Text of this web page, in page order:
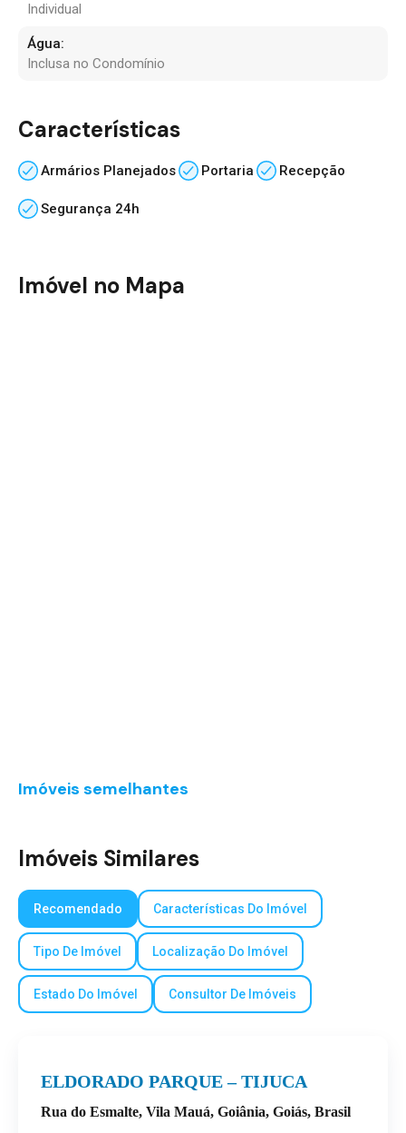
Individual
Água:
Inclusa no Condomínio
Características
Armários Planejados Portaria Recepção
Segurança 24h
Imóvel no Mapa
Imóveis semelhantes
Imóveis Similares
Recomendado Características Do Imóvel
Tipo De Imóvel Localização Do Imóvel
Estado Do Imóvel Consultor De Imóveis
ELDORADO PARQUE – TIJUCA
Rua do Esmalte, Vila Mauá, Goiânia, Goiás, Brasil